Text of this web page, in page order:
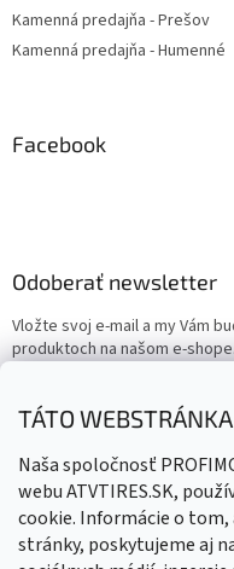
TÁTO
Naša spoločnosť
webu ATVTIRES.SK,
cookie. Informácie o tom,
stránky, poskytujeme aj
Kamenná predajňa - Prešov
Kamenná predajňa - Humenné
Facebook
Odoberať newsletter
Vložte svoj e-mail a my Vám
produktoch na našom e-
Email
Vložením e-mailu súhlasíte s
údajov
PRIHLÁSIŤ SA